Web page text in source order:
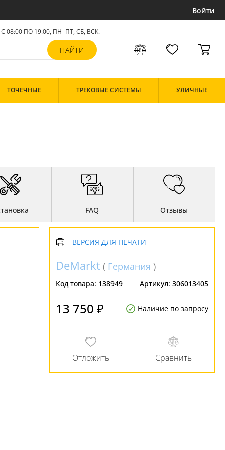
Войти
С 08:00 ПО 19:00, ПН- ПТ, СБ, ВСК.
ТОЧЕЧНЫЕ ТРЕКОВЫЕ СИСТЕМЫ УЛИЧНЫЕ
FAQ Отзывы
ВЕРСИЯ ДЛЯ ПЕЧАТИ
DeMarkt ( Германия )
Код товара: 138949 Артикул: 306013405
13 750 ₽ Наличие по запросу